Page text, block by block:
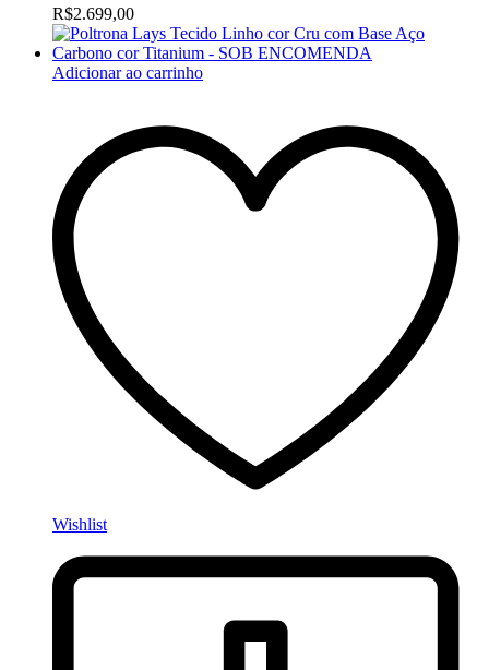
R$2.699,00
Adicionar ao carrinho
Wishlist